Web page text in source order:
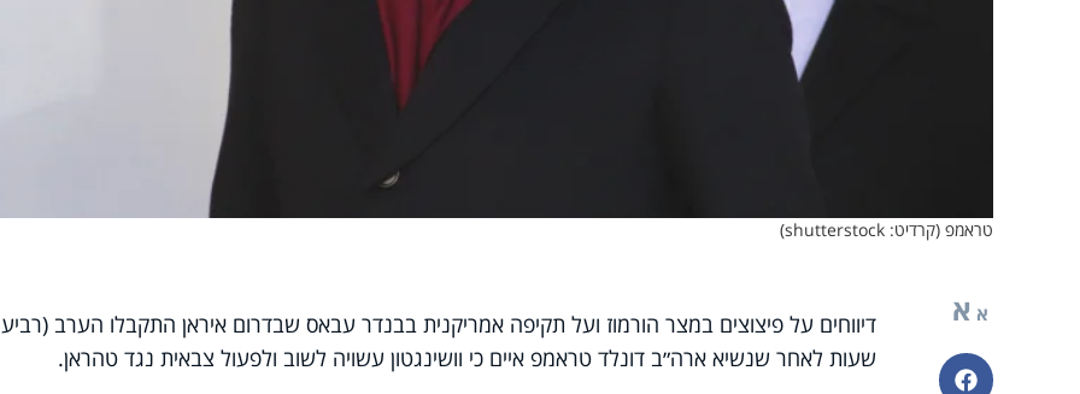
טראמפ (קרדיט: shutterstock)
א א
פייסבוק
דיווחים על פיצוצים במצר הורמוז ועל תקיפה אמריקנית בבנדר עבאס שבדרום איראן התקבלו הערב
שעות לאחר שנשיא ארה״ב דונלד טראמפ איים כי וושינגטון עשויה לשוב ולפעול צבאית נגד טהראן.